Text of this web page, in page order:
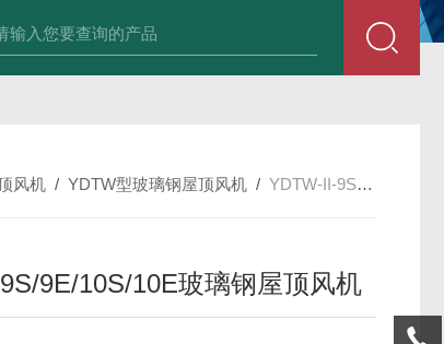
储能柜专用风机 PF-200/300/400/500排气扇/卫生间通风器
风机 /YDTW型玻璃钢屋顶风机 /YDTW-II-9S/9E/10S/10E玻璃钢屋顶风机
9E/10S/10E玻璃钢屋顶风机